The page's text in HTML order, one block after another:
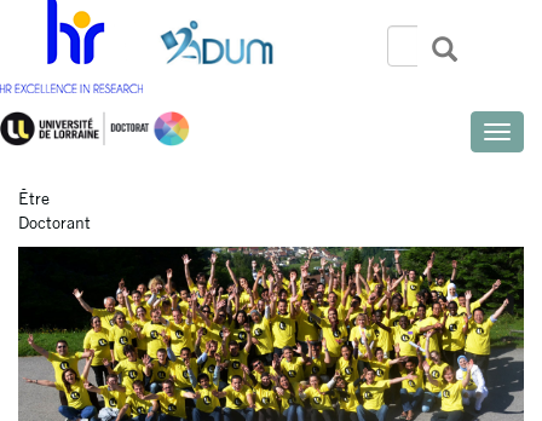
contenu
principal
Search
Rechercher
Toggle
Être
Doctorant